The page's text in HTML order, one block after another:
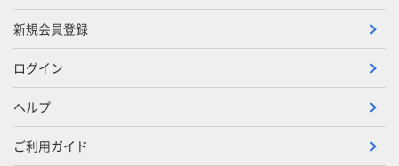
新規会員登録
ログイン
ヘルプ
ご利用ガイド